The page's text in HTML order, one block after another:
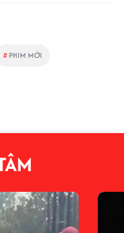
# PHIM MỚI